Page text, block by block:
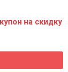
на скидку